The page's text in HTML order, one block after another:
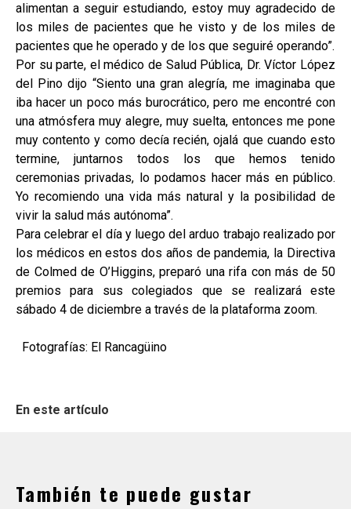
alimentan a seguir estudiando, estoy muy agradecido de
los miles de pacientes que he visto y de los miles de
pacientes que he operado y de los que seguiré operando”.
Por su parte, el médico de Salud Pública, Dr. Víctor López
del Pino dijo “Siento una gran alegría, me imaginaba que
iba hacer un poco más burocrático, pero me encontré con
una atmósfera muy alegre, muy suelta, entonces me pone
muy contento y como decía recién, ojalá que cuando esto
termine, juntarnos todos los que hemos tenido
ceremonias privadas, lo podamos hacer más en público.
Yo recomiendo una vida más natural y la posibilidad de
vivir la salud más autónoma”.
Para celebrar el día y luego del arduo trabajo realizado por
los médicos en estos dos años de pandemia, la Directiva
de Colmed de O’Higgins, preparó una rifa con más de 50
premios para sus colegiados que se realizará este
sábado 4 de diciembre a través de la plataforma zoom.
Fotografías: El Rancagüino
En este artículo
También te puede gustar